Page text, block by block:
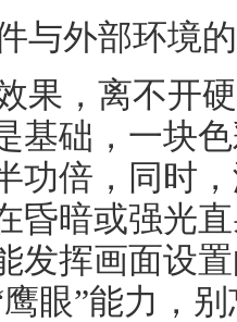
与外部环境
果，离不开
基础，一块
功倍，同时
昏暗或强光
发挥画面设
眼”能力，